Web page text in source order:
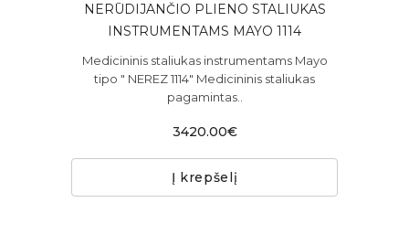
NERŪDIJANČIO PLIENO STALIUKAS
INSTRUMENTAMS MAYO 1114
Medicininis staliukas instrumentams Mayo
tipo " NEREZ 1114" Medicininis staliukas
pagamintas..
3420.00€
Į krepšelį